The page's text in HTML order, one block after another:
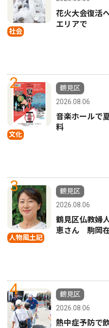
社会
花火大会復活
エリアで
2
文化
鶴見区
2026.08.06
音楽ホールで
料
3
人物風土記
鶴見区
2026.08.06
鶴見区仏教婦
恵さん 駒岡
4
鶴見区
2026.08.06
熱中症予防で